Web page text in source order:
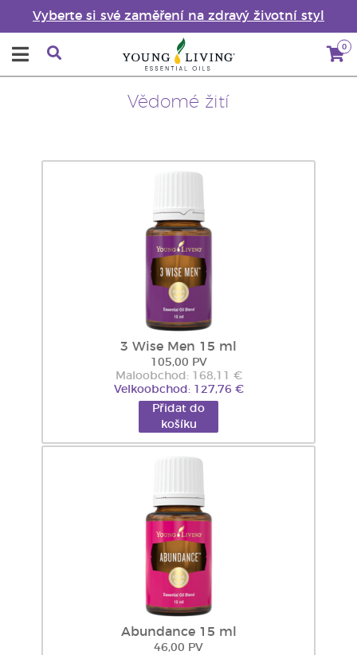
Vyberte si své zaměření na zdravý životní styl
0
Vědomé žití
3 Wise Men 15 ml
105,00 PV
Maloobchod: 168,11 €
Velkoobchod: 127,76 €
Přidat do
košíku
Abundance 15 ml
46,00 PV